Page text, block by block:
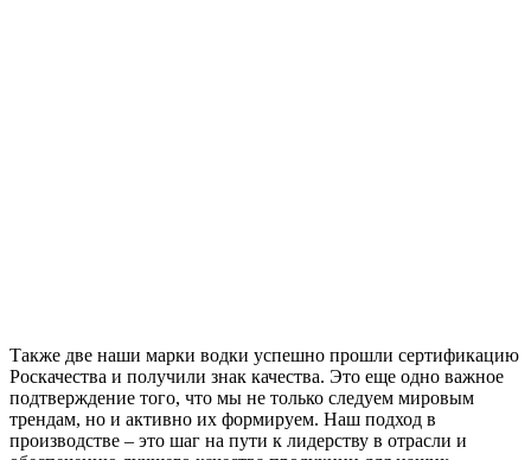
Также две наши марки водки успешно прошли сертификацию
Роскачества и получили знак качества. Это еще одно важное
подтверждение того, что мы не только следуем мировым
трендам, но и активно их формируем. Наш подход в
производстве – это шаг на пути к лидерству в отрасли и